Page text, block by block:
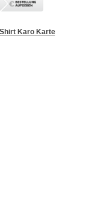
Karo Karte